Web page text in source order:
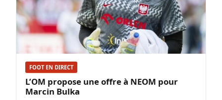
FOOT EN DIRECT
L’OM propose une offre à NEOM pour
Marcin Bulka